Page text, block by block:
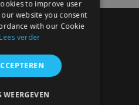
to improve user
website you consent
with our Cookie
Lees verder
WEERGEVEN